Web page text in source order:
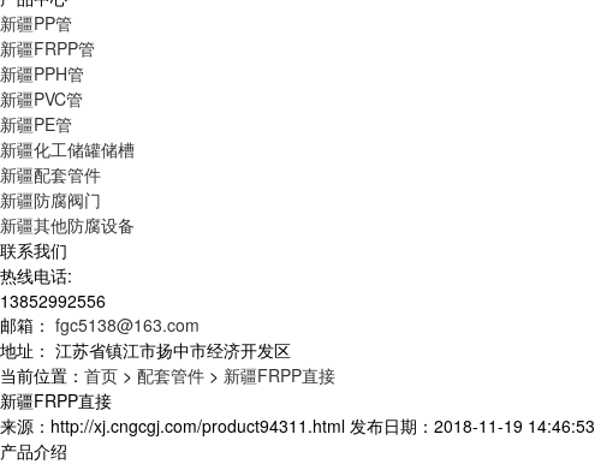
新疆PP管
新疆FRPP管
新疆PPH管
新疆PVC管
新疆PE管
新疆化工储罐储槽
新疆配套管件
新疆防腐阀门
新疆其他防腐设备
联系我们
热线电话:
13852992556
邮箱： fgc5138@163.com
地址： 江苏省镇江市扬中市经济开发区
当前位置： 首页 > 配套管件 > 新疆FRPP直接
新疆FRPP直接
来源：http://xj.cngcgj.com/product94311.html 发布日期：2018-11-19 14:46:53
产品介绍